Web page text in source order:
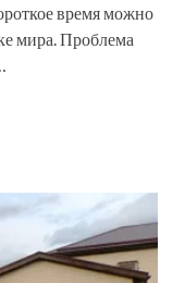
время можно
мира. Проблема